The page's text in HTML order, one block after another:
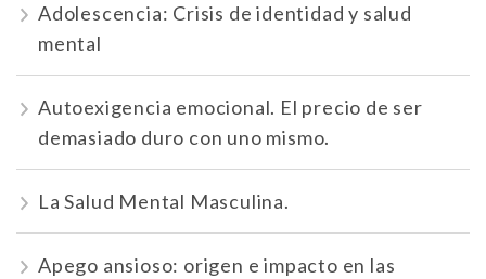
Adolescencia: Crisis de identidad y salud
mental
Autoexigencia emocional. El precio de ser
demasiado duro con uno mismo.
La Salud Mental Masculina.
Apego ansioso: origen e impacto en las